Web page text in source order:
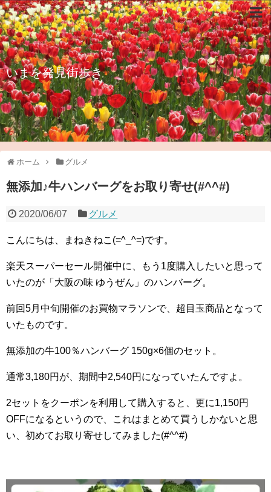
いまを発見街歩き
ホーム グルメ
無添加♪牛ハンバーグをお取り寄せ(#^^#)
2020/06/07 グルメ
こんにちは、まねきねこ(=^_^=)です。
楽天スーパーセール開催中に、もう1度購入したいと思って
いたのが「大阪の味 ゆうぜん」のハンバーグ。
前回5月中旬開催のお買物マラソンで、超目玉商品となって
いたものです。
無添加の牛100％ハンバーグ 150g×6個のセット。
通常3,180円が、期間中2,540円になっていたんですよ。
2セットをクーポンを利用して購入すると、更に1,150円
OFFになるというので、これはまとめて買うしかないと思
い、初めてお取り寄せしてみました(#^^#)